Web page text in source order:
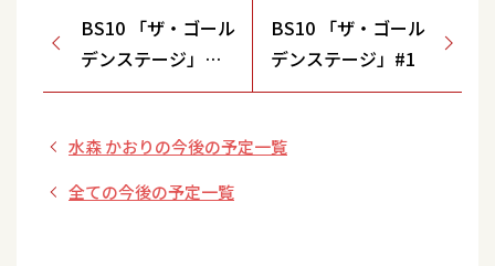
BS10 「ザ・ゴール
デンステージ」
#1 ※再放送
BS10 「ザ・ゴール
デンステージ」#1
水森 かおりの今後の予定一覧
全ての今後の予定一覧